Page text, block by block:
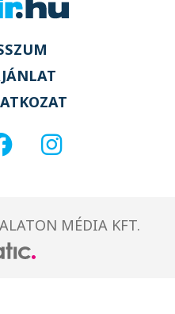
MÉDIA KFT.